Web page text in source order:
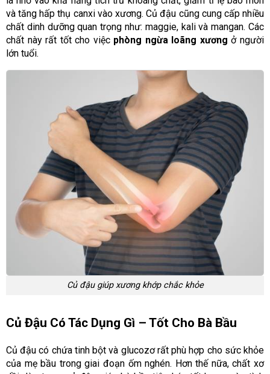
và tăng hấp thụ canxi vào xương. Củ đậu cũng cung cấp nhiều
chất dinh dưỡng quan trọng như: maggie, kali và mangan. Các
chất này rất tốt cho việc phòng ngừa loãng xương ở người
lớn tuổi.
Củ đậu giúp xương khớp chắc khỏe
Củ Đậu Có Tác Dụng Gì – Tốt Cho Bà Bầu
Củ đậu có chứa tinh bột và glucozơ rất phù hợp cho sức khỏe
của mẹ bầu trong giai đoạn ốm nghén. Hơn thế nữa, chất xơ